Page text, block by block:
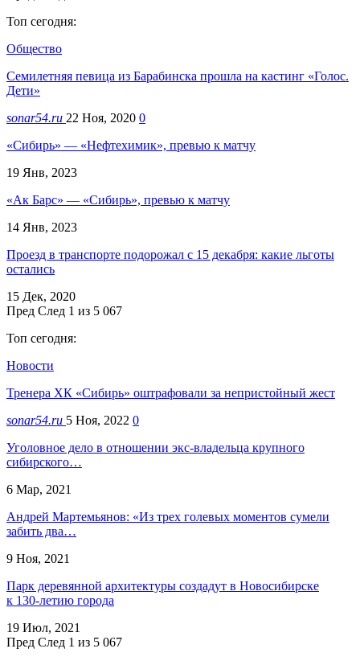
Топ сегодня:
Общество
Семилетняя певица из Барабинска прошла на кастинг «Голос.
Дети»
sonar54.ru 22 Ноя, 2020 0
«Сибирь» — «Нефтехимик», превью к матчу
19 Янв, 2023
«Ак Барс» — «Сибирь», превью к матчу
14 Янв, 2023
Проезд в транспорте подорожал с 15 декабря: какие льготы
остались
15 Дек, 2020
Пред След 1 из 5 067
Топ сегодня:
Новости
Тренера ХК «Сибирь» оштрафовали за непристойный жест
sonar54.ru 5 Ноя, 2022 0
Уголовное дело в отношении экс-владельца крупного
сибирского…
6 Мар, 2021
Андрей Мартемьянов: «Из трех голевых моментов сумели
забить два…
9 Ноя, 2021
Парк деревянной архитектуры создадут в Новосибирске
к 130-летию города
19 Июл, 2021
Пред След 1 из 5 067